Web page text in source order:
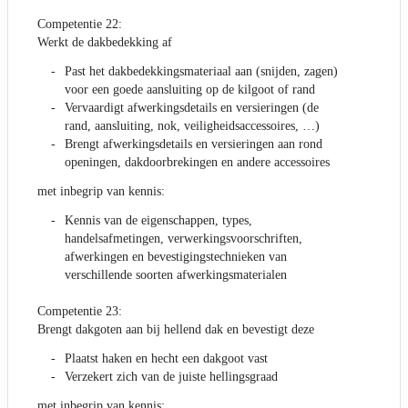
Competentie 22:
Werkt de dakbedekking af
Past het dakbedekkingsmateriaal aan (snijden, zagen)
voor een goede aansluiting op de kilgoot of rand
Vervaardigt afwerkingsdetails en versieringen (de
rand, aansluiting, nok, veiligheidsaccessoires, …)
Brengt afwerkingsdetails en versieringen aan rond
openingen, dakdoorbrekingen en andere accessoires
met inbegrip van kennis:
Kennis van de eigenschappen, types,
handelsafmetingen, verwerkingsvoorschriften,
afwerkingen en bevestigingstechnieken van
verschillende soorten afwerkingsmaterialen
Competentie 23:
Brengt dakgoten aan bij hellend dak en bevestigt deze
Plaatst haken en hecht een dakgoot vast
Verzekert zich van de juiste hellingsgraad